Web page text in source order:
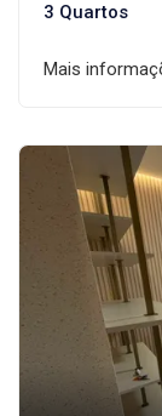
3 Quartos
Mais